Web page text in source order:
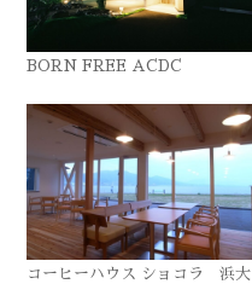
BORN FREE ACDC
コーヒーハウス ショコラ 浜大